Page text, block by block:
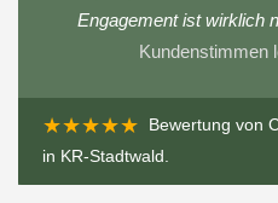
Engagement ist wirklich
Kundenstimmen
★★★★★ Bewertung von
in KR-Stadtwald